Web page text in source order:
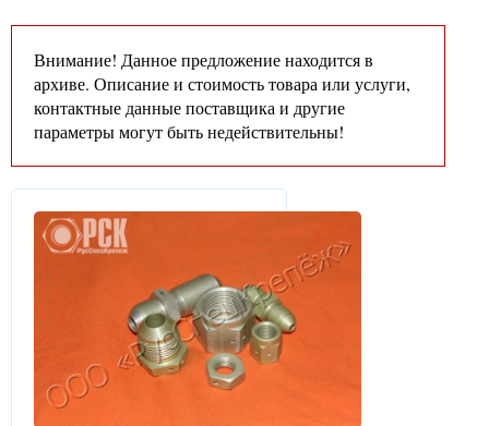
Внимание! Данное предложение находится в
архиве. Описание и стоимость товара или услуги,
контактные данные поставщика и другие
параметры могут быть недействительны!